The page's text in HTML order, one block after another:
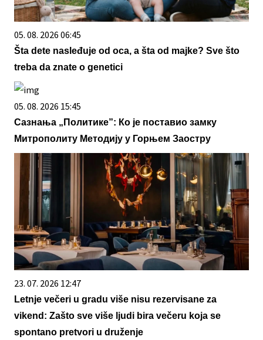
05. 08. 2026 06:45
Šta dete nasleđuje od oca, a šta od majke? Sve što
treba da znate o genetici
05. 08. 2026 15:45
Сазнања „Политике”: Ко је поставио замку
Митрополиту Методију у Горњем Заостру
23. 07. 2026 12:47
Letnje večeri u gradu više nisu rezervisane za
vikend: Zašto sve više ljudi bira večeru koja se
spontano pretvori u druženje